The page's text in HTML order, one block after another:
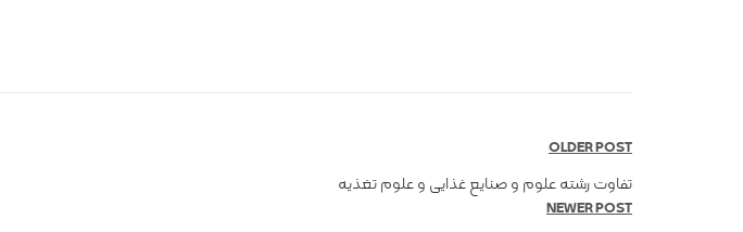
OLDER POST
تفاوت رشته علوم و صنایع غذایی و علوم تغذیه
NEWER POST